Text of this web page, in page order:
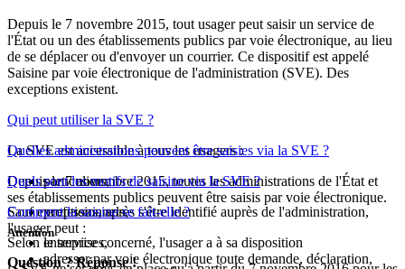
Depuis le 7 novembre 2015, tout usager peut saisir un service de
l'État ou un des établissements publics par voie électronique, au lieu
de se déplacer ou d'envoyer un courrier. Ce dispositif est appelé
Saisine par voie électronique de l'administration (SVE). Des
exceptions existent.
Qui peut utiliser la SVE ?
La SVE est accessible à tous les usagers :
particuliers,
professionnels,
entreprises,
Quelles administrations peuvent être saisies via la SVE ?
Depuis le 7 novembre 2015, toutes les administrations de l'État et
ses établissements publics peuvent être saisis par voie électronique.
Attention
Quels sont les motifs de saisine via la SVE ?
Sauf exceptions, après s'être identifié auprès de l'administration,
l'usager peut :
adresser par voie électronique toute demande, déclaration,
Comment la saisine se fait-elle ?
Selon le service concerné, l'usager a à sa disposition
Question ? Réponse !